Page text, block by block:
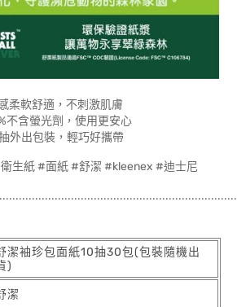
柔軟舒適，不刺激肌膚
不含螢光劑，使用更安心
外出包裝，輕巧好攜帶
生紙 #面紙 #舒潔 #kleenex #迪士尼
潔袖珍包面紙10抽30包(包裝隨機出
)
潔